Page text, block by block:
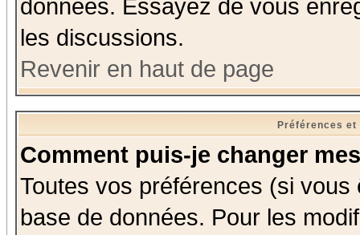
données. Essayez de vous
les discussions.
Revenir en haut de page
Préférences
Comment puis-je changer
Toutes vos préférences (si
base de données. Pour les